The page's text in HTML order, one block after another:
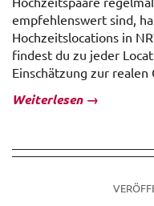
empfehlenswert sind,
Hochzeitslocations in
findest du zu jeder
Einschätzung zur realen
Weiterlesen →